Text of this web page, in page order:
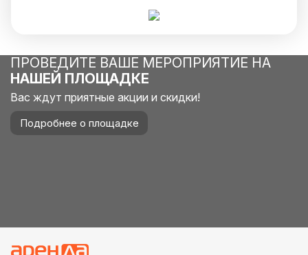
ПРОВЕДИТЕ ВАШЕ МЕРОПРИЯТИЕ НА
НАШЕЙ ПЛОЩАДКЕ
Вас ждут приятные акции и скидки!
Подробнее о площадке